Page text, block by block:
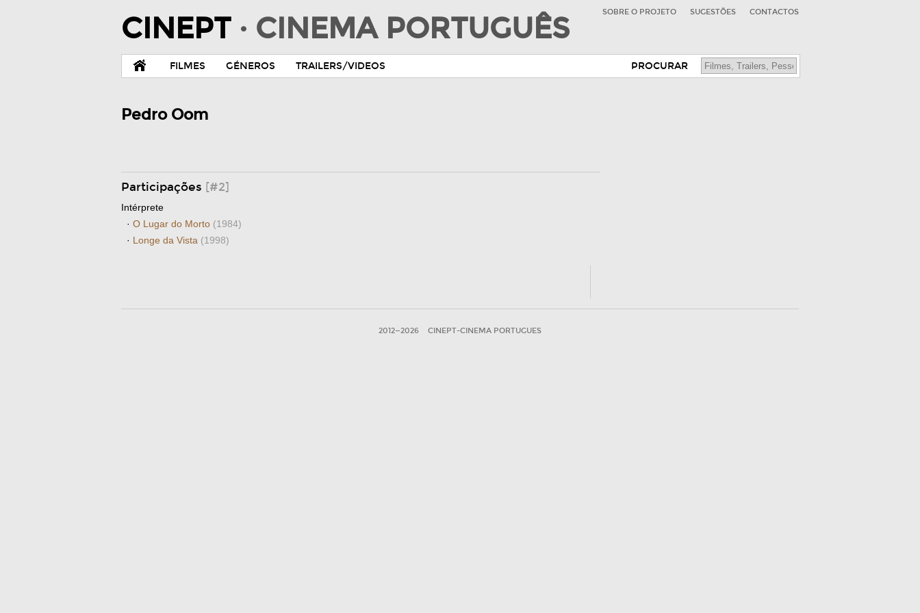
CINEPT · CINEMA PORTUGUÊS SOBRE O PROJETO SUGESTÕES CONTACTOS
FILMES GÉNEROS TRAILERS/VIDEOS PROCURAR
Pedro Oom
Participações [#2]
Intérprete
· O Lugar do Morto (1984)
· Longe da Vista (1998)
2012—2026 CINEPT-CINEMA PORTUGUES